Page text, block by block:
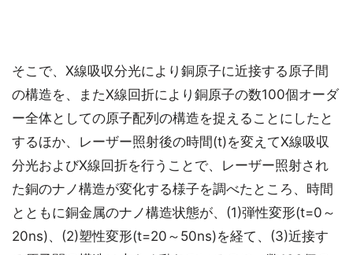
そこで、X線吸収分光により銅原子に近接する原子間
の構造を、またX線回折により銅原子の数100個オーダ
ー全体としての原子配列の構造を捉えることにしたと
するほか、レーザー照射後の時間(t)を変えてX線吸収
分光およびX線回折を行うことで、レーザー照射され
た銅のナノ構造が変化する様子を調べたところ、時間
とともに銅金属のナノ構造状態が、(1)弾性変形(t=0～
20ns)、(2)塑性変形(t=20～50ns)を経て、(3)近接す